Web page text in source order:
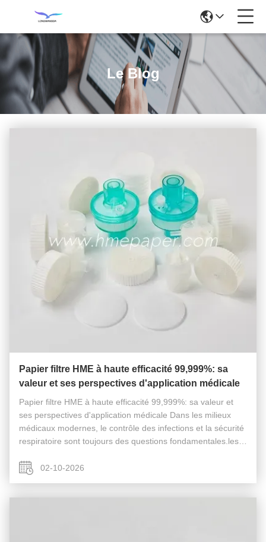
Le Blog
Papier filtre HME à haute efficacité 99,999%: sa
valeur et ses perspectives d'application médicale
Papier filtre HME à haute efficacité 99,999%: sa valeur et
ses perspectives d'application médicale Dans les milieux
médicaux modernes, le contrôle des infections et la sécurité
respiratoire sont toujours des questions fondamentales.les
...
02-10-2026